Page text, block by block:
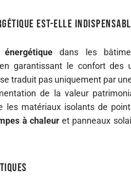
est-elle
dans les
garantissant le confort des
traduit pas uniquement par
de la valeur
les matériaux isolants de
à chaleuret panneaux